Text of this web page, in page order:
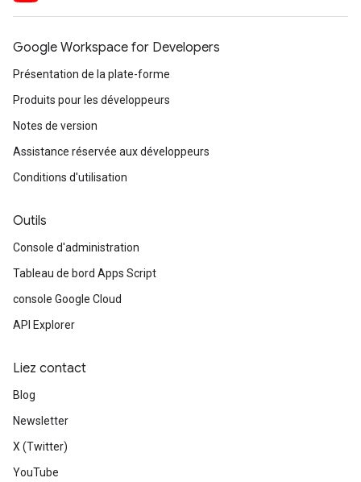
Google Workspace for Developers
Présentation de la plate-forme
Produits pour les développeurs
Notes de version
Assistance réservée aux développeurs
Conditions d'utilisation
Outils
Console d'administration
Tableau de bord Apps Script
console Google Cloud
API Explorer
Liez contact
Blog
Newsletter
X (Twitter)
YouTube